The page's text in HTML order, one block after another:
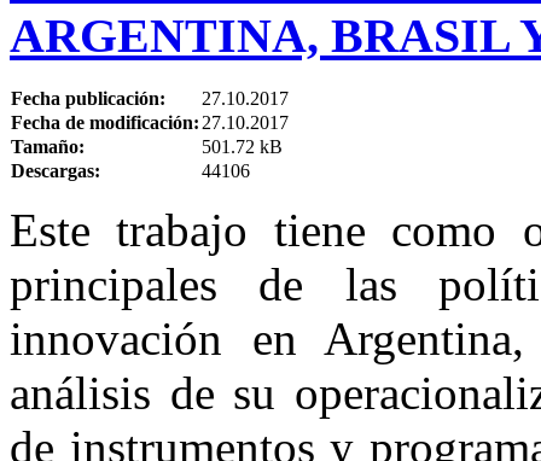
ARGENTINA, BRASIL
Fecha publicación:
27.10.2017
Fecha de modificación: 27.10.2017
Tamaño:
501.72 kB
Descargas:
44106
Este trabajo tiene como
principales de las
innovación en
análisis de su
de instrumentos y